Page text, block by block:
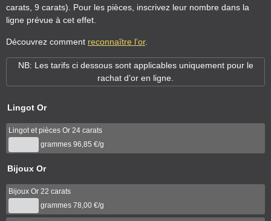
carats, 9 carats). Pour les pièces, inscrivez leur nombre dans la
ligne prévue à cet effet.
Découvrez comment reconnaître l’or.
NB: Les tarifs ci dessous sont applicables uniquement pour le
rachat d’or en ligne.
Lingot Or
Lingot et pièces Or 24 carats
grammes 96,85 €/g
Bijoux Or
Bijoux Or 22 carats
grammes 78,00 €/g